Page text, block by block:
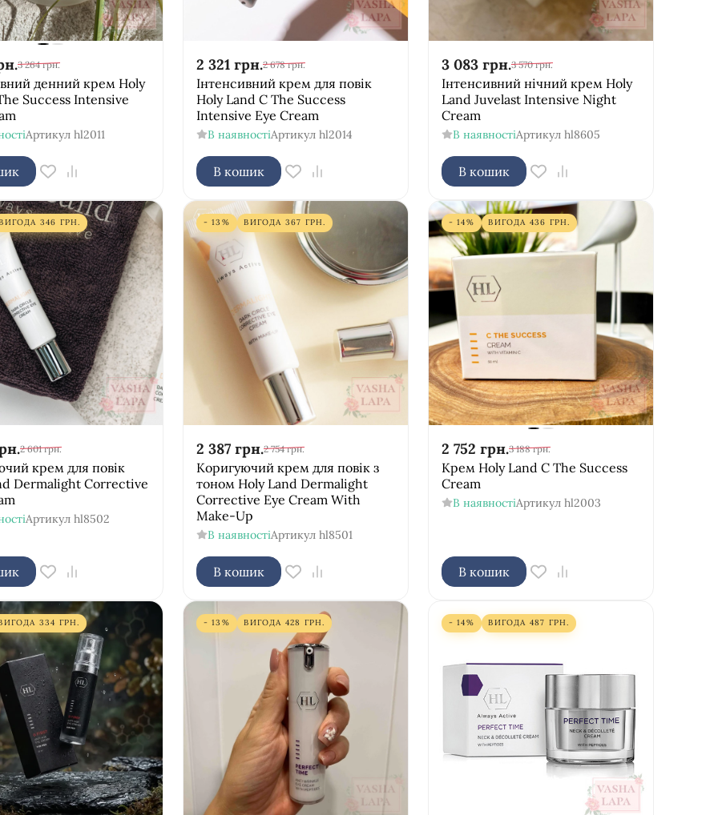
3 264 грн.
денний крем Holy
Success Intensive
Артикул hl2011
2 321 грн.2 678 грн.
Інтенсивний крем для повік
Holy Land C The Success
Intensive Eye Cream
В наявностіАртикул hl2014
В кошик
3 083 грн.3 570 грн.
Інтенсивний нічний крем Holy
Land Juvelast Intensive Night
Cream
В наявностіАртикул hl8605
В кошик
346 ГРН.
2 601 грн.
крем для повік
Dermalight Corrective
Артикул hl8502
- 13% ВИГОДА 367 ГРН.
2 387 грн.2 754 грн.
Коригуючий крем для повік з
тоном Holy Land Dermalight
Corrective Eye Cream With
Make-Up
В наявностіАртикул hl8501
В кошик
- 14% ВИГОДА 436 ГРН.
2 752 грн.3 188 грн.
Крем Holy Land C The Success
Cream
В наявностіАртикул hl2003
В кошик
334 ГРН. - 13% ВИГОДА 428 ГРН. - 14% ВИГОДА 487 ГРН.